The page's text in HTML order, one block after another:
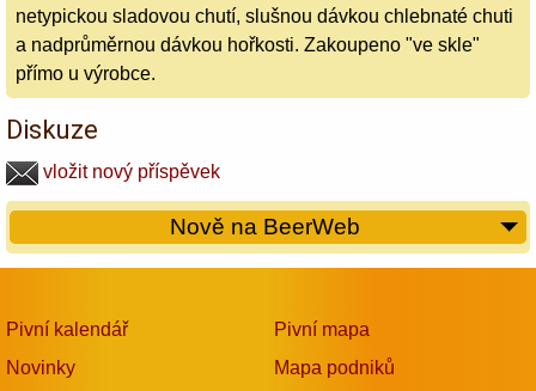
netypickou sladovou chutí, slušnou dávkou chlebnaté chuti
a nadprůměrnou dávkou hořkosti. Zakoupeno "ve skle"
přímo u výrobce.
Diskuze
vložit nový příspěvek
Nově na BeerWeb
Pivní kalendář
Novinky
Pivní mapa
Mapa podniků